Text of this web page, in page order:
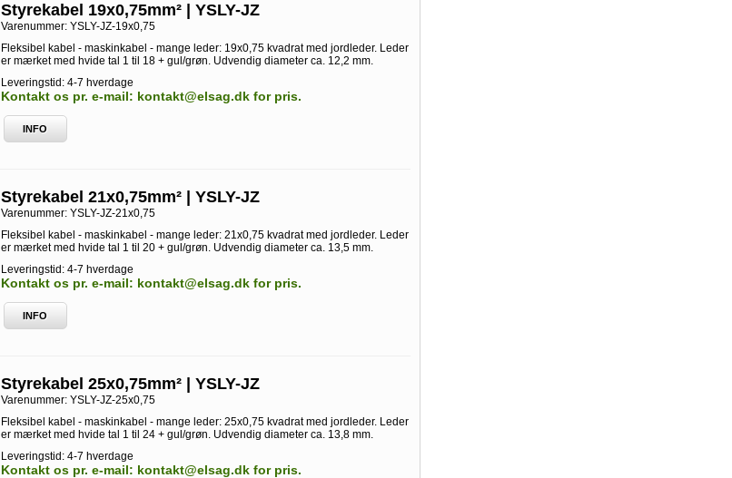
Styrekabel 19x0,75mm² | YSLY-JZ
Varenummer: YSLY-JZ-19x0,75
Fleksibel kabel - maskinkabel - mange leder: 19x0,75 kvadrat med jordleder. Leder
er mærket med hvide tal 1 til 18 + gul/grøn. Udvendig diameter ca. 12,2 mm.
Leveringstid: 4-7 hverdage
Kontakt os pr. e-mail: kontakt@elsag.dk for pris.
INFO
Styrekabel 21x0,75mm² | YSLY-JZ
Varenummer: YSLY-JZ-21x0,75
Fleksibel kabel - maskinkabel - mange leder: 21x0,75 kvadrat med jordleder. Leder
er mærket med hvide tal 1 til 20 + gul/grøn. Udvendig diameter ca. 13,5 mm.
Leveringstid: 4-7 hverdage
Kontakt os pr. e-mail: kontakt@elsag.dk for pris.
INFO
Styrekabel 25x0,75mm² | YSLY-JZ
Varenummer: YSLY-JZ-25x0,75
Fleksibel kabel - maskinkabel - mange leder: 25x0,75 kvadrat med jordleder. Leder
er mærket med hvide tal 1 til 24 + gul/grøn. Udvendig diameter ca. 13,8 mm.
Leveringstid: 4-7 hverdage
Kontakt os pr. e-mail: kontakt@elsag.dk for pris.